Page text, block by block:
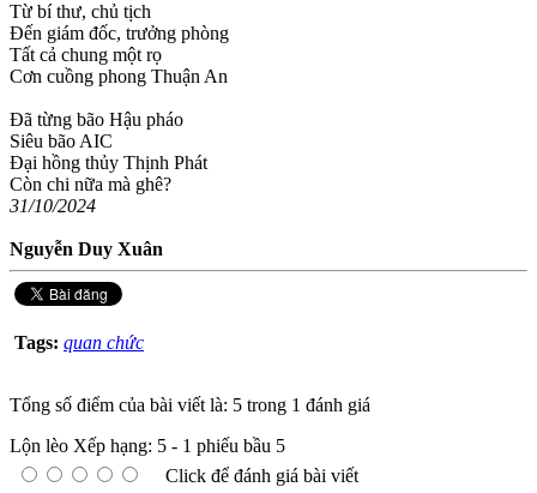
Từ bí thư, chủ tịch
Đến giám đốc, trưởng phòng
Tất cả chung một rọ
Cơn cuồng phong Thuận An
Đã từng bão Hậu pháo
Siêu bão AIC
Đại hồng thủy Thịnh Phát
Còn chi nữa mà ghê?
31/10/2024
Nguyễn Duy Xuân
Tags: quan chức
Tổng số điểm của bài viết là: 5 trong 1 đánh giá
Lộn lèo Xếp hạng: 5 - 1 phiếu bầu 5
Click để đánh giá bài viết